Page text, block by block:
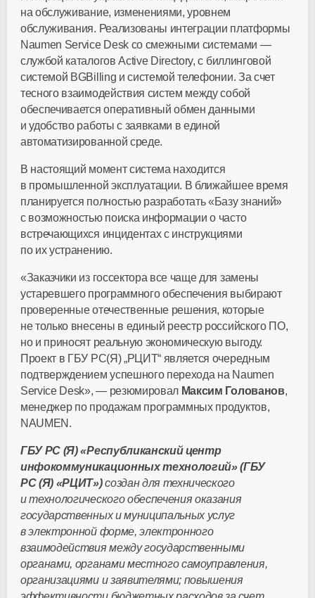
на обслуживание, изменениями, уровнем
обслуживания. Реализованы интеграции платформы
Naumen Service Desk со смежными системами —
службой каталогов Active Directory, с биллинговой
системой BGBilling и системой телефонии. За счет
тесного взаимодействия систем между собой
обеспечивается оперативный обмен данными
и удобство работы с заявками в единой
автоматизированной среде.
В настоящий момент система находится
в промышленной эксплуатации. В ближайшее время
планируется полностью разработать «Базу знаний»
с возможностью поиска информации о часто
встречающихся инцидентах с инструкциями
по их устранению.
«Заказчики из госсектора все чаще для замены
устаревшего программного обеспечения выбирают
проверенные отечественные решения, которые
не только внесены в единый реестр российского ПО,
но и приносят реальную экономическую выгоду.
Проект в ГБУ РС(Я) „РЦИТ“ является очередным
подтверждением успешного перехода на Naumen
Service Desk», — резюмировал Максим Голованов,
менеджер по продажам программных продуктов,
NAUMEN.
ГБУ РС (Я) «Республиканский центр
инфокоммуникационных технологий» (ГБУ
РС (Я) «РЦИТ») создан для технического
и технологического обеспечения оказания
государственных и муниципальных услуг
в электронной форме, электронного
взаимодействия между государственными
органами, органами местного самоуправления,
организациями и заявителями; повышения